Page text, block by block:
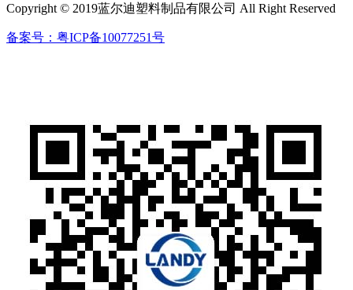
Copyright © 2019蓝尔迪塑料制品有限公司 All Right Reserved
备案号：粤ICP备10077251号